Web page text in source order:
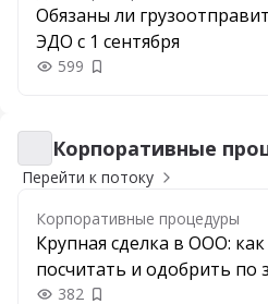
Обязаны ли
ЭДО с 1 сентября
599 Добавить в закладки
Корпоративные процедуры
Корпоративные
Перейти к потоку
Корпоративные процедуры
Крупная сделка в ООО:
посчитать и одобрить по
382